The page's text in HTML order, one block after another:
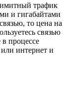
трафик
и гигабайтами
то цена на
связью
процессе
интернет и